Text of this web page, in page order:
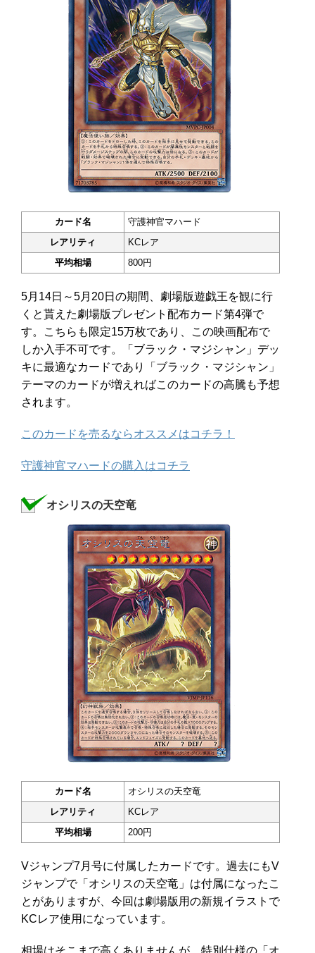
カード名
守護神官マハード
レアリティ
KCレア
平均相場
800円
5月14日～5月20日の期間、劇場版遊戯王を観に行
くと貰えた劇場版プレゼント配布カード第4弾で
す。こちらも限定15万枚であり、この映画配布で
しか入手不可です。「ブラック・マジシャン」デッ
キに最適なカードであり「ブラック・マジシャン」
テーマのカードが増えればこのカードの高騰も予想
されます。
このカードを売るならオススメはコチラ！
守護神官マハードの購入はコチラ
オシリスの天空竜
カード名
オシリスの天空竜
レアリティ
KCレア
平均相場
200円
Vジャンプ7月号に付属したカードです。過去にもV
ジャンプで「オシリスの天空竜」は付属になったこ
とがありますが、今回は劇場版用の新規イラストで
KCレア使用になっています。
相場はそこまで高くありませんが、特別仕様の「オ